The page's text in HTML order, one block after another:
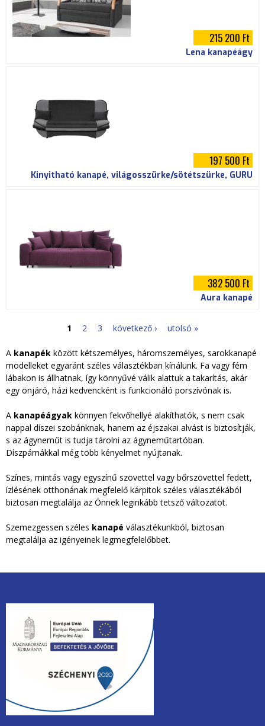
215 200 Ft
Lena kanapéágy
197 500 Ft
Kinyitható kanapé, világosszürke/sötétszürke, GURU
382 500 Ft
Aura kanapé
l
d
a
l
a
k
1 2 3 következő › utolsó »
A kanapék között kétszemélyes, háromszemélyes, sarokkanapé
modelleket egyaránt széles választékban kínálunk. Fa vagy fém
lábakon is állhatnak, így könnyűvé válik alattuk a takarítás, akár
egy önjáró, házi kedvencként is funkcionáló porszívónak is.
A kanapéágyak könnyen fekvőhellyé alakíthatók, s nem csak
nappal díszei szobánknak, hanem az éjszakai alvást is biztosítják,
s az ágyneműt is tudja tárolni az ágyneműtartóban.
Díszpárnákkal még több kényelmet nyújtanak.
Színes, mintás vagy egyszínű szövettel vagy bőrszövettel fedett,
ízlésének otthonának megfelelő kárpitok széles választékából
biztosan megtalálja az Önnek leginkább tetsző változatot.
Szemezgessen széles kanapé választékunkból, biztosan
megtalálja az igényeinek legmegfelelőbbet.
unios2020.jpg